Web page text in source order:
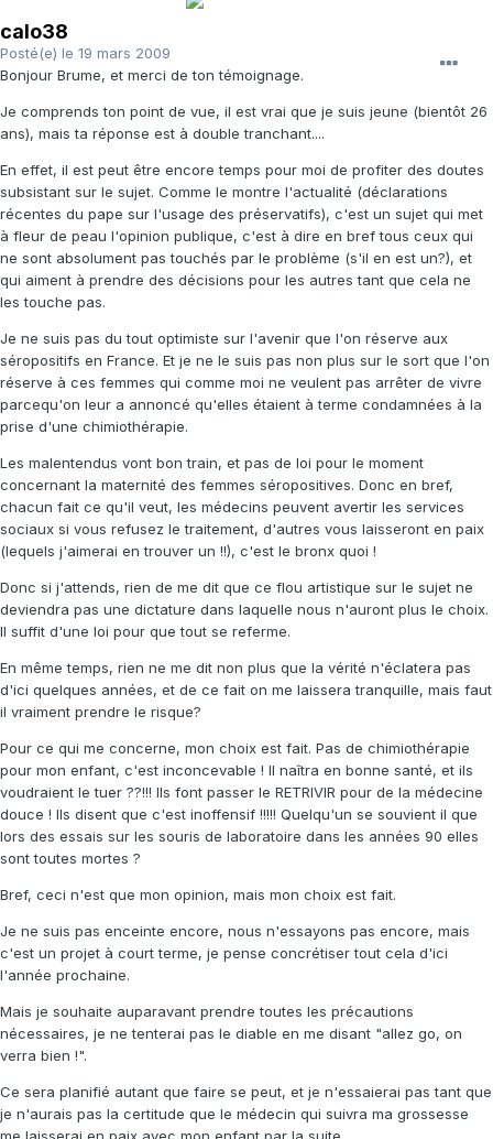
calo38
Posté(e) le 19 mars 2009
Bonjour Brume, et merci de ton témoignage.
Je comprends ton point de vue, il est vrai que je suis jeune (bientôt 26
ans), mais ta réponse est à double tranchant....
En effet, il est peut être encore temps pour moi de profiter des doutes
subsistant sur le sujet. Comme le montre l'actualité (déclarations
récentes du pape sur l'usage des préservatifs), c'est un sujet qui met
à fleur de peau l'opinion publique, c'est à dire en bref tous ceux qui
ne sont absolument pas touchés par le problème (s'il en est un?), et
qui aiment à prendre des décisions pour les autres tant que cela ne
les touche pas.
Je ne suis pas du tout optimiste sur l'avenir que l'on réserve aux
séropositifs en France. Et je ne le suis pas non plus sur le sort que l'on
réserve à ces femmes qui comme moi ne veulent pas arrêter de vivre
parcequ'on leur a annoncé qu'elles étaient à terme condamnées à la
prise d'une chimiothérapie.
Les malentendus vont bon train, et pas de loi pour le moment
concernant la maternité des femmes séropositives. Donc en bref,
chacun fait ce qu'il veut, les médecins peuvent avertir les services
sociaux si vous refusez le traitement, d'autres vous laisseront en paix
(lequels j'aimerai en trouver un !!), c'est le bronx quoi !
Donc si j'attends, rien de me dit que ce flou artistique sur le sujet ne
deviendra pas une dictature dans laquelle nous n'auront plus le choix.
Il suffit d'une loi pour que tout se referme.
En même temps, rien ne me dit non plus que la vérité n'éclatera pas
d'ici quelques années, et de ce fait on me laissera tranquille, mais faut
il vraiment prendre le risque?
Pour ce qui me concerne, mon choix est fait. Pas de chimiothérapie
pour mon enfant, c'est inconcevable ! Il naîtra en bonne santé, et ils
voudraient le tuer ??!!! Ils font passer le RETRIVIR pour de la médecine
douce ! Ils disent que c'est inoffensif !!!!! Quelqu'un se souvient il que
lors des essais sur les souris de laboratoire dans les années 90 elles
sont toutes mortes ?
Bref, ceci n'est que mon opinion, mais mon choix est fait.
Je ne suis pas enceinte encore, nous n'essayons pas encore, mais
c'est un projet à court terme, je pense concrétiser tout cela d'ici
l'année prochaine.
Mais je souhaite auparavant prendre toutes les précautions
nécessaires, je ne tenterai pas le diable en me disant "allez go, on
verra bien !".
Ce sera planifié autant que faire se peut, et je n'essaierai pas tant que
je n'aurais pas la certitude que le médecin qui suivra ma grossesse